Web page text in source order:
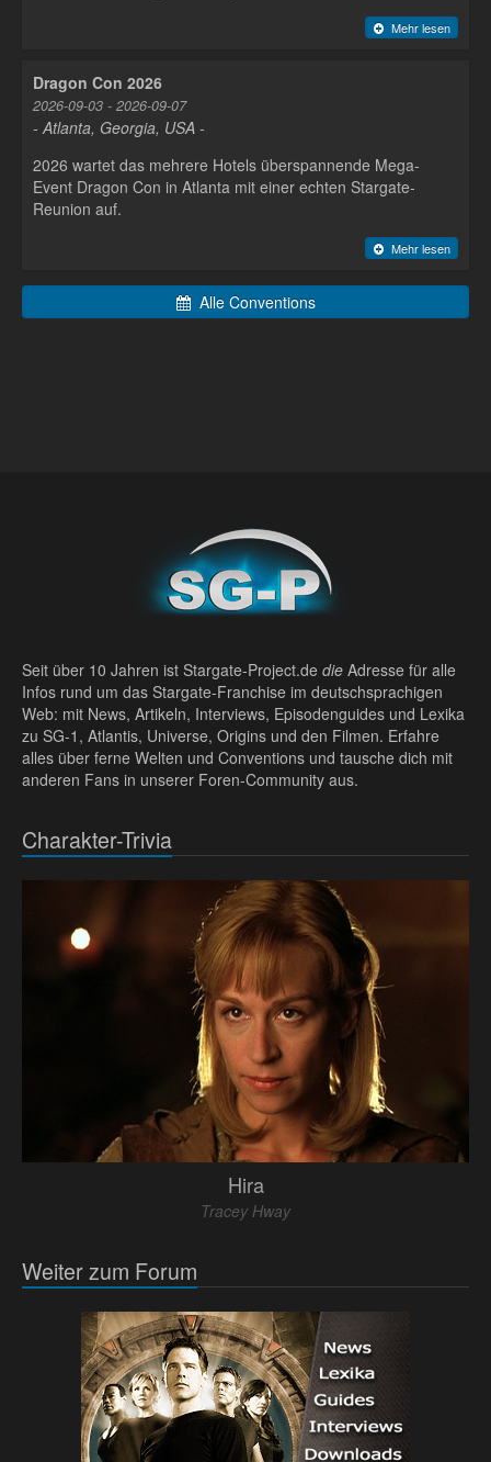
Mehr lesen
Dragon Con 2026
2026-09-03 - 2026-09-07
- Atlanta, Georgia, USA -
2026 wartet das mehrere Hotels überspannende Mega-
Event Dragon Con in Atlanta mit einer echten Stargate-
Reunion auf.
Mehr lesen
Alle Conventions
Seit über 10 Jahren ist Stargate-Project.de die Adresse für alle
Infos rund um das Stargate-Franchise im deutschsprachigen
Web: mit News, Artikeln, Interviews, Episodenguides und Lexika
zu SG-1, Atlantis, Universe, Origins und den Filmen. Erfahre
alles über ferne Welten und Conventions und tausche dich mit
anderen Fans in unserer Foren-Community aus.
Charakter-Trivia
Hira
Tracey Hway
Weiter zum Forum